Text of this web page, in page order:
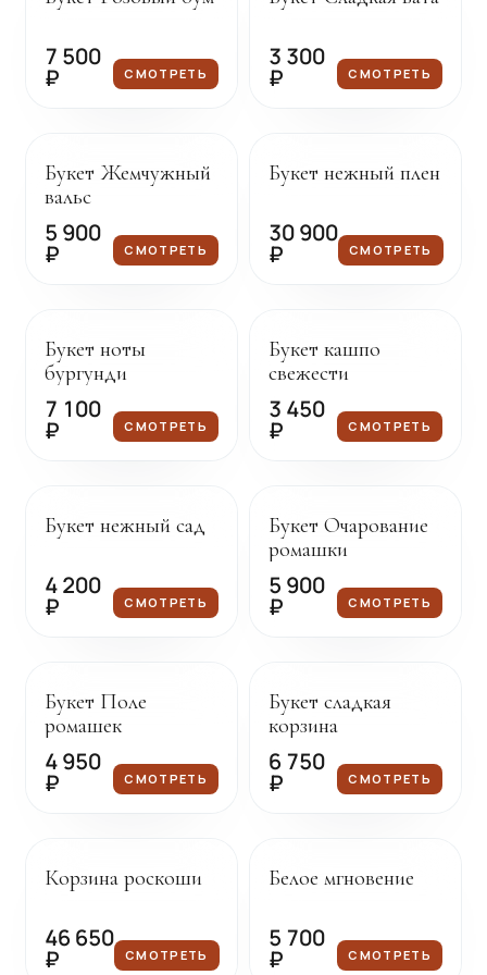
7 500
₽ СМОТРЕТЬ
3 300
₽ СМОТРЕТЬ
Букет Жемчужный
вальс
5 900
₽ СМОТРЕТЬ
Букет нежный плен
30 900
₽ СМОТРЕТЬ
Букет ноты
бургунди
7 100
₽ СМОТРЕТЬ
Букет кашпо
свежести
3 450
₽ СМОТРЕТЬ
Букет нежный сад
4 200
₽ СМОТРЕТЬ
Букет Очарование
ромашки
5 900
₽ СМОТРЕТЬ
Букет Поле
ромашек
4 950
₽ СМОТРЕТЬ
Букет сладкая
корзина
6 750
₽ СМОТРЕТЬ
Корзина роскоши
46 650
₽ СМОТРЕТЬ
Белое мгновение
5 700
₽ СМОТРЕТЬ